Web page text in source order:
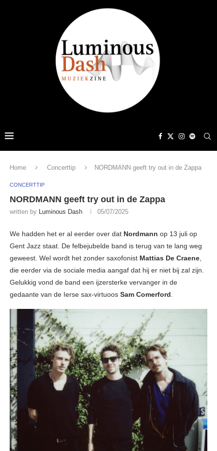
Home Concerttip NORDMANN geeft try out in de Zappa
CONCERTTIP
NORDMANN geeft try out in de Zappa
written by Luminous Dash 05/07/2025
We hadden het er al eerder over dat Nordmann op 13 juli op
Gent Jazz staat. De felbejubelde band is terug van te lang weg
geweest. Wel wordt het zonder saxofonist Mattias De Craene,
die eerder via de sociale media aangaf dat hij er niet bij zal zijn.
Gelukkig vond de band een ijzersterke vervanger in de
gedaante van de Ierse sax-virtuoos Sam Comerford.